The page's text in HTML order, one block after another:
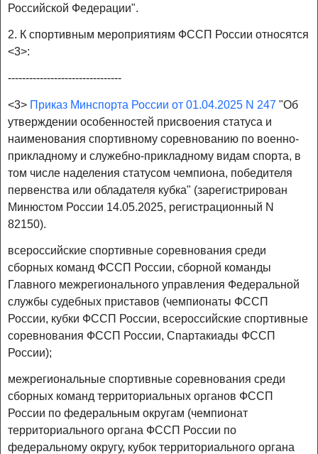
Российской Федерации".
2. К спортивным мероприятиям ФССП России относятся
<3>:
--------------------------------
<3> Приказ Минспорта России от 01.04.2025 N 247 "Об
утверждении особенностей присвоения статуса и
наименования спортивному соревнованию по военно-
прикладному и служебно-прикладному видам спорта, в
том числе наделения статусом чемпиона, победителя
первенства или обладателя кубка" (зарегистрирован
Минюстом России 14.05.2025, регистрационный N
82150).
всероссийские спортивные соревнования среди
сборных команд ФССП России, сборной команды
Главного межрегионального управления Федеральной
службы судебных приставов (чемпионаты ФССП
России, кубки ФССП России, всероссийские спортивные
соревнования ФССП России, Спартакиады ФССП
России);
межрегиональные спортивные соревнования среди
сборных команд территориальных органов ФССП
России по федеральным округам (чемпионат
территориального органа ФССП России по
федеральному округу, кубок территориального органа